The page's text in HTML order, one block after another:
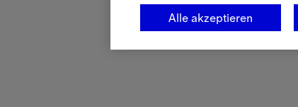
Alle akzeptieren